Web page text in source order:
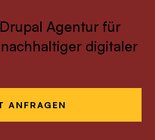
Agentur für
digitaler
ANFRAGEN